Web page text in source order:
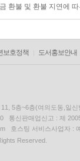
환불 및 환불 지연에
보호정책 도서홍보안내
5층~6층(여의도동,일신
통신판매업신고 : 제
호스팅 서비스사업자 :
Reserved.